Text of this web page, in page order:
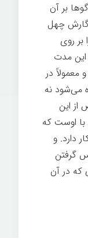
بر آن
چهل
روى
این مدت
معمولاً در
مى‏‌شود نه
این
با اوست که
دارد. و
گرفتن
که در آن